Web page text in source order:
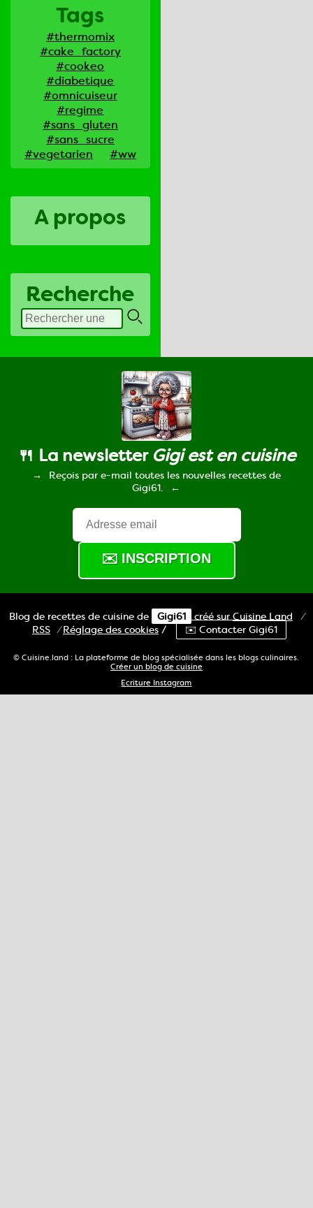
Tags
#thermomix
#cake_factory
#cookeo
#diabetique
#omnicuiseur
#regime
#sans_gluten
#sans_sucre
#vegetarien
#ww
A propos
Recherche
🍴 La newsletter Gigi est en cuisine
Reçois par e-mail toutes les nouvelles recettes de
Gigi61.
Blog de recettes de cuisine de Gigi61 créé sur Cuisine Land
⁄
RSS ⁄Réglage des cookies / ✉️ Contacter Gigi61
© Cuisine.land : La plateforme de blog spécialisée dans les blogs culinaires.
Créer un blog de cuisine
Ecriture Instagram